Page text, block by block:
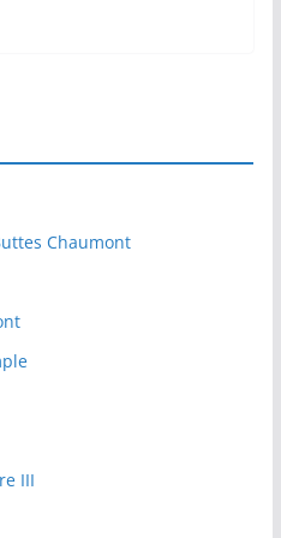
Chaumont
III